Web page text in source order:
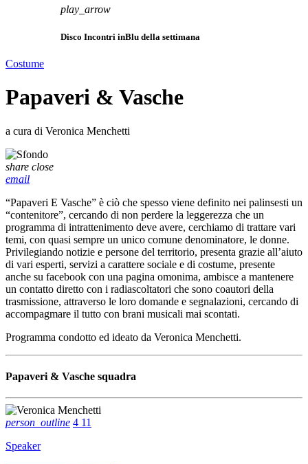
play_arrow
Disco Incontri inBlu della settimana
Costume
Papaveri & Vasche
a cura di Veronica Menchetti
share close
email
“Papaveri E Vasche” è ciò che spesso viene definito nei palinsesti un
“contenitore”, cercando di non perdere la leggerezza che un
programma di intrattenimento deve avere, cerchiamo di trattare vari
temi, con quasi sempre un unico comune denominatore, le donne.
Privilegiando notizie e persone del territorio, presenta grazie all’aiuto
di vari esperti, servizi a carattere sociale e di costume, presente
anche su facebook con una pagina omonima, ambisce a mantenere
un contatto diretto con i radiascoltatori che sono coautori della
trasmissione, attraverso le loro domande e segnalazioni, cercando di
accompagmare il tutto con brani musicali mai scontati.
Programma condotto ed ideato da Veronica Menchetti.
Papaveri & Vasche squadra
person_outline 4 11
Speaker